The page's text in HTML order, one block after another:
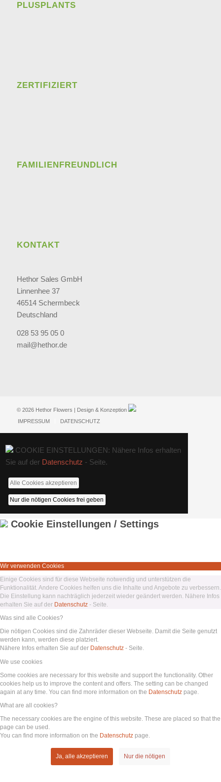
PLUSPLANTS
ZERTIFIZIERT
FAMILIENFREUNDLICH
KONTAKT
Hethor Sales GmbH
Linnenhee 37
46514 Schermbeck
Deutschland
028 53 95 05 0
mail@hethor.de
© 2026 Hethor Flowers | Design & Konzeption
IMPRESSUM
DATENSCHUTZ
COOKIE EINSTELLUNGEN: Nähere Infos erhalten
Sie auf der Datenschutz - Seite.
Alle Cookies akzeptieren
Nur die nötigen Cookies frei geben
Cookie Einstellungen / Settings
Wir verwenden Cookies
Einige Cookies sind für diese Webseite notwendig und unterstützen die
Funktionalität. Andere Cookies helfen uns die Inhalte und Angebote zu verbessern.
Die Einstellung kann nachträglich jederzeit wieder geändert werden. Nähere Infos
erhalten Sie auf der Datenschutz - Seite.
Was sind alle Cookies?
Die nötigen Cookies sind die Zahnräder dieser Webseite. Damit die Seite genutzt
werden kann, werden diese platziert.
Nähere Infos erhalten Sie auf der Datenschutz - Seite.
We use cookies
Some cookies are necessary for this website and support the functionality. Other
cookies help us to improve the content and offers. The setting can be changed
again at any time. You can find more information on the Datenschutz page.
What are all cookies?
The necessary cookies are the engine of this website. These are placed so that the
page can be used.
You can find more information on the Datenschutz page.
Ja, alle akzeptieren Nur die nötigen